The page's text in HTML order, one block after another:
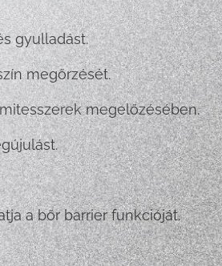
gyulladást.
megőrzését.
megelőzésében.
a bőr barrier funkcióját.